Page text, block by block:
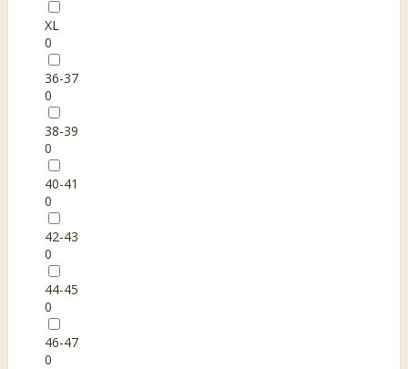
XL
0
36-37
0
38-39
0
40-41
0
42-43
0
44-45
0
46-47
0